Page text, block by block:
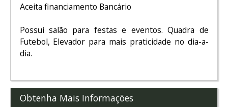
Aceita financiamento Bancário
Possui salão para festas e eventos. Quadra de
Futebol, Elevador para mais praticidade no dia-a-
dia.
Obtenha Mais Informações